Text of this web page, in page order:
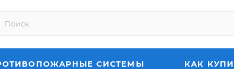
СИСТЕМЫ КАК